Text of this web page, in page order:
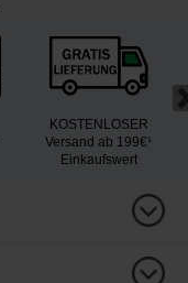
KOSTENLOSER
Versand ab 199€¹
Einkaufswert